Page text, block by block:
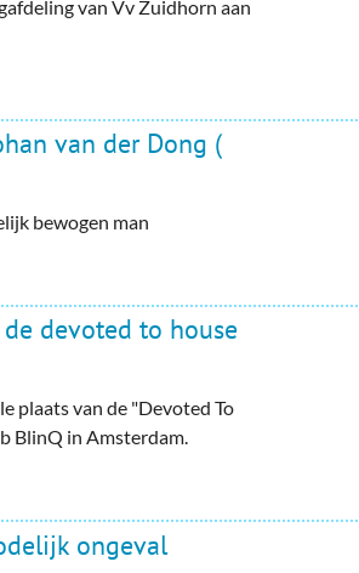
van Vv Zuidhorn aan
van der Dong (
bewogen man
devoted to house
plaats van de "Devoted To
BlinQ in Amsterdam.
ongeval